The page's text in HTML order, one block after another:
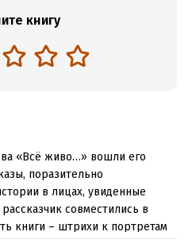
книгу
«Всё живо…» вошли его
поразительно
в лицах, увиденные
совместились в
книги – штрихи к портретам